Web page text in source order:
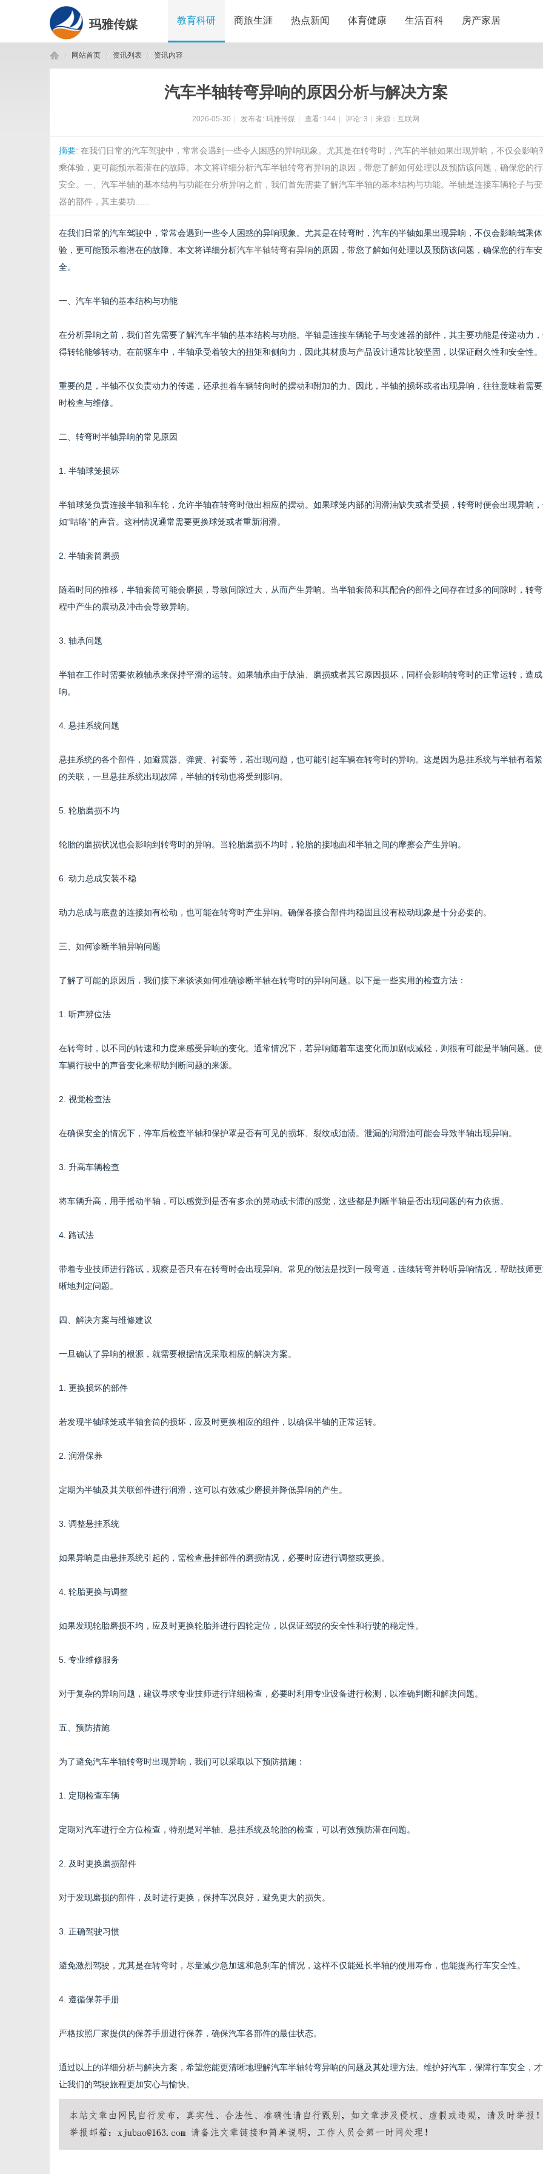
玛雅传媒 教育科研 商旅生涯 热点新闻 体育健康 生活百科 房产家居
网站首页 资讯列表 资讯内容
汽车半轴转弯异响的原因分析与解决方案
2026-05-30 发布者: 玛雅传媒 查看: 144 评论: 3 来源：互联网
摘要: 在我们日常的汽车驾驶中，常常会遇到一些令人困惑的异响现象。尤其是在转弯时，汽车的半轴如果出现异响，不仅会影响
乘体验，更可能预示着潜在的故障。本文将详细分析汽车半轴转弯有异响的原因，带您了解如何处理以及预防该问题，确保您的
安全。一、汽车半轴的基本结构与功能在分析异响之前，我们首先需要了解汽车半轴的基本结构与功能。半轴是连接车辆轮子与
器的部件，其主要功......
在我们日常的汽车驾驶中，常常会遇到一些令人困惑的异响现象。尤其是在转弯时，汽车的半轴如果出现异响，不仅会影响驾乘体
验，更可能预示着潜在的故障。本文将详细分析汽车半轴转弯有异响的原因，带您了解如何处理以及预防该问题，确保您的行车安
全。
一、汽车半轴的基本结构与功能
在分析异响之前，我们首先需要了解汽车半轴的基本结构与功能。半轴是连接车辆轮子与变速器的部件，其主要功能是传递动力
得转轮能够转动。在前驱车中，半轴承受着较大的扭矩和侧向力，因此其材质与产品设计通常比较坚固，以保证耐久性和安全性。
重要的是，半轴不仅负责动力的传递，还承担着车辆转向时的摆动和附加的力。因此，半轴的损坏或者出现异响，往往意味着需
时检查与维修。
二、转弯时半轴异响的常见原因
1. 半轴球笼损坏
半轴球笼负责连接半轴和车轮，允许半轴在转弯时做出相应的摆动。如果球笼内部的润滑油缺失或者受损，转弯时便会出现异响
如“咕咯”的声音。这种情况通常需要更换球笼或者重新润滑。
2. 半轴套筒磨损
随着时间的推移，半轴套筒可能会磨损，导致间隙过大，从而产生异响。当半轴套筒和其配合的部件之间存在过多的间隙时，转
程中产生的震动及冲击会导致异响。
3. 轴承问题
半轴在工作时需要依赖轴承来保持平滑的运转。如果轴承由于缺油、磨损或者其它原因损坏，同样会影响转弯时的正常运转，造
响。
4. 悬挂系统问题
悬挂系统的各个部件，如避震器、弹簧、衬套等，若出现问题，也可能引起车辆在转弯时的异响。这是因为悬挂系统与半轴有着
的关联，一旦悬挂系统出现故障，半轴的转动也将受到影响。
5. 轮胎磨损不均
轮胎的磨损状况也会影响到转弯时的异响。当轮胎磨损不均时，轮胎的接地面和半轴之间的摩擦会产生异响。
6. 动力总成安装不稳
动力总成与底盘的连接如有松动，也可能在转弯时产生异响。确保各接合部件均稳固且没有松动现象是十分必要的。
三、如何诊断半轴异响问题
了解了可能的原因后，我们接下来谈谈如何准确诊断半轴在转弯时的异响问题。以下是一些实用的检查方法：
1. 听声辨位法
在转弯时，以不同的转速和力度来感受异响的变化。通常情况下，若异响随着车速变化而加剧或减轻，则很有可能是半轴问题。
车辆行驶中的声音变化来帮助判断问题的来源。
2. 视觉检查法
在确保安全的情况下，停车后检查半轴和保护罩是否有可见的损坏、裂纹或油渍。泄漏的润滑油可能会导致半轴出现异响。
3. 升高车辆检查
将车辆升高，用手摇动半轴，可以感觉到是否有多余的晃动或卡滞的感觉，这些都是判断半轴是否出现问题的有力依据。
4. 路试法
带着专业技师进行路试，观察是否只有在转弯时会出现异响。常见的做法是找到一段弯道，连续转弯并聆听异响情况，帮助技师
晰地判定问题。
四、解决方案与维修建议
一旦确认了异响的根源，就需要根据情况采取相应的解决方案。
1. 更换损坏的部件
若发现半轴球笼或半轴套筒的损坏，应及时更换相应的组件，以确保半轴的正常运转。
2. 润滑保养
定期为半轴及其关联部件进行润滑，这可以有效减少磨损并降低异响的产生。
3. 调整悬挂系统
如果异响是由悬挂系统引起的，需检查悬挂部件的磨损情况，必要时应进行调整或更换。
4. 轮胎更换与调整
如果发现轮胎磨损不均，应及时更换轮胎并进行四轮定位，以保证驾驶的安全性和行驶的稳定性。
5. 专业维修服务
对于复杂的异响问题，建议寻求专业技师进行详细检查，必要时利用专业设备进行检测，以准确判断和解决问题。
五、预防措施
为了避免汽车半轴转弯时出现异响，我们可以采取以下预防措施：
1. 定期检查车辆
定期对汽车进行全方位检查，特别是对半轴、悬挂系统及轮胎的检查，可以有效预防潜在问题。
2. 及时更换磨损部件
对于发现磨损的部件，及时进行更换，保持车况良好，避免更大的损失。
3. 正确驾驶习惯
避免激烈驾驶，尤其是在转弯时，尽量减少急加速和急刹车的情况，这样不仅能延长半轴的使用寿命，也能提高行车安全性。
4. 遵循保养手册
严格按照厂家提供的保养手册进行保养，确保汽车各部件的最佳状态。
通过以上的详细分析与解决方案，希望您能更清晰地理解汽车半轴转弯异响的问题及其处理方法。维护好汽车，保障行车安全，
让我们的驾驶旅程更加安心与愉快。